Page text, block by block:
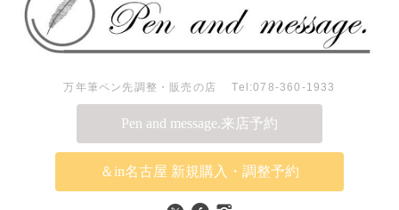
万年筆ペン先調整・販売の店 Tel:078-360-1933
Pen and message.来店予約
＆in名古屋 新規購入・調整予約